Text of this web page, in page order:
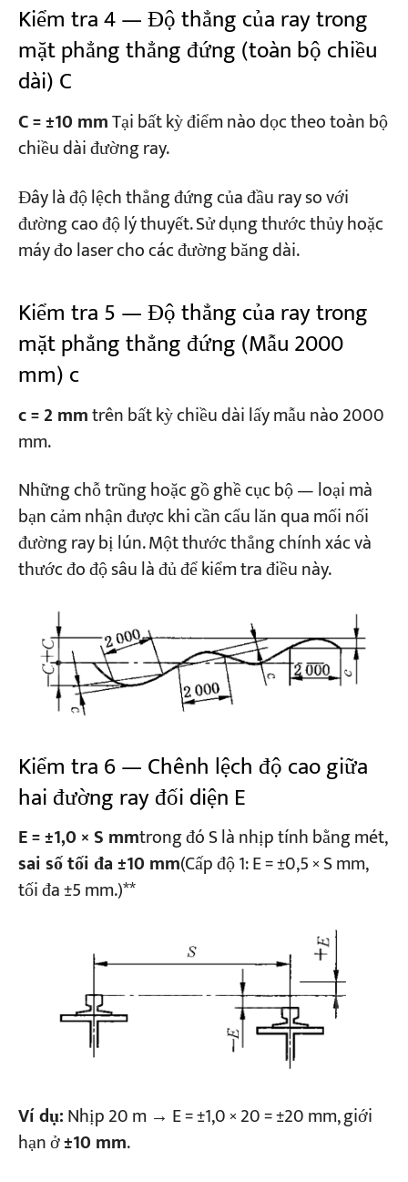
Kiểm tra 4 — Độ thẳng của ray trong
mặt phẳng thẳng đứng (toàn bộ chiều
dài) C
C = ±10 mmTại bất kỳ điểm nào dọc theo toàn bộ
chiều dài đường ray.
Đây là độ lệch thẳng đứng của đầu ray so với
đường cao độ lý thuyết. Sử dụng thước thủy hoặc
máy đo laser cho các đường băng dài.
Kiểm tra 5 — Độ thẳng của ray trong
mặt phẳng thẳng đứng (Mẫu 2000
mm) c
c = 2 mmtrên bất kỳ chiều dài lấy mẫu nào 2000
mm.
Những chỗ trũng hoặc gồ ghề cục bộ — loại mà
bạn cảm nhận được khi cần cẩu lăn qua mối nối
đường ray bị lún. Một thước thẳng chính xác và
thước đo độ sâu là đủ để kiểm tra điều này.
Kiểm tra 6 — Chênh lệch độ cao giữa
hai đường ray đối diện E
E = ±1,0 × S mmtrong đó S là nhịp tính bằng mét,
sai số tối đa ±10 mm(Cấp độ 1: E = ±0,5 × S mm,
tối đa ±5 mm.)**
Ví dụ:Nhịp 20 m → E = ±1,0 × 20 = ±20 mm, giới
hạn ở±10 mm.